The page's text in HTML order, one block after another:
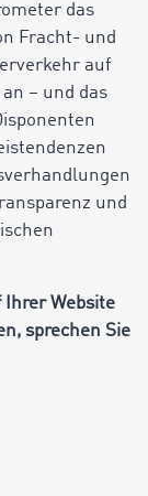
das
Fracht- und
auf
– und das
und
Ihrer Website
sprechen Sie